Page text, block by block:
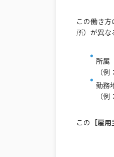
この働き
所）が異な
所属
（
勤務
（
この ［雇